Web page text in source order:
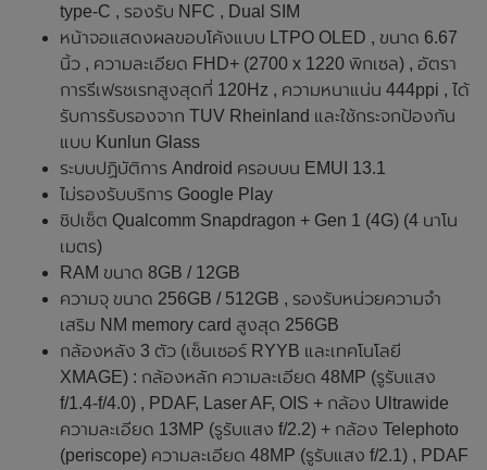
type-C , รองรับ NFC , Dual SIM
หน้าจอแสดงผลขอบโค้งแบบ LTPO OLED , ขนาด 6.67
นิ้ว , ความละเอียด FHD+ (2700 x 1220 พิกเซล) , อัตรา
การรีเฟรชเรทสูงสุดที่ 120Hz , ความหนาแน่น 444ppi , ได้
รับการรับรองจาก TUV Rheinland และใช้กระจกป้องกัน
แบบ Kunlun Glass
ระบบปฏิบัติการ Android ครอบบน EMUI 13.1
ไม่รองรับบริการ Google Play
ชิปเซ็ต Qualcomm Snapdragon + Gen 1 (4G) (4 นาโน
เมตร)
RAM ขนาด 8GB / 12GB
ความจุ ขนาด 256GB / 512GB , รองรับหน่วยความจำ
เสริม NM memory card สูงสุด 256GB
กล้องหลัง 3 ตัว (เซ็นเซอร์ RYYB และเทคโนโลยี
XMAGE) : กล้องหลัก ความละเอียด 48MP (รูรับแสง
f/1.4-f/4.0) , PDAF, Laser AF, OIS + กล้อง Ultrawide
ความละเอียด 13MP (รูรับแสง f/2.2) + กล้อง Telephoto
(periscope) ความละเอียด 48MP (รูรับแสง f/2.1) , PDAF